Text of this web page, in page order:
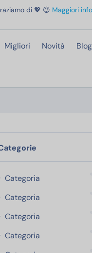
di 💖 😉 Maggiori
Migliori Novità Blog
Categoria
Categoria
Categoria
Categoria